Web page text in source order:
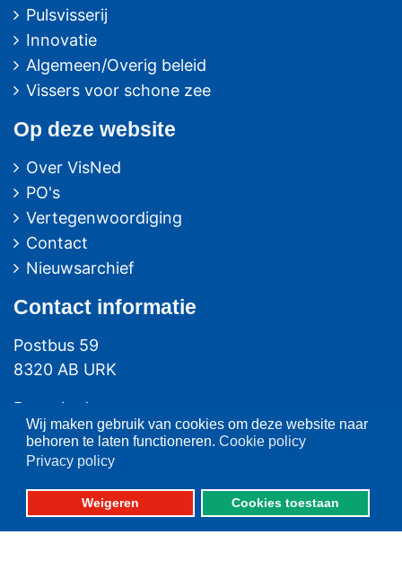
Wij maken gebruik van cookies om deze website naar
behoren te laten functioneren. Cookie policy
Privacy policy
Weigeren Cookies toestaan
Pulsvisserij
Innovatie
Algemeen/Overig beleid
Vissers voor schone zee
Op deze website
Over VisNed
PO's
Vertegenwoordiging
Contact
Nieuwsarchief
Contact informatie
Postbus 59
8320 AB URK
Bezoekadres:
Vlaak 12 URK
Telefoon: 0527-684141
Fax: 0527-684166
Fotografie: oa. Albert de Boer, Willem Ment den Heijer en Jacob van Urk